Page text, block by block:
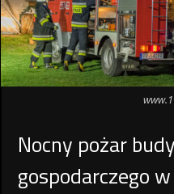
Nocny pożar
gospodarczego